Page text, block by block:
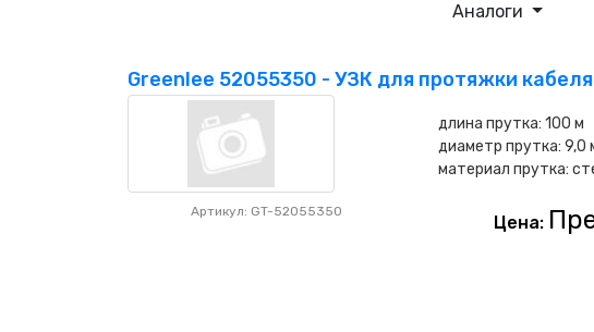
Аналоги
Greenlee 52055350 - УЗК для протяжки
Артикул: GT-52055350
длина прутка: 100 м
диаметр прутка: 9,0
материал прутка:
Цена: